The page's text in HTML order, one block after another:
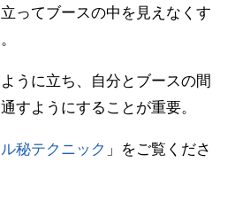
ってブースの中を見えなくす
うに立ち、自分とブースの間
すようにすることが重要。
秘テクニック 」をご覧くださ